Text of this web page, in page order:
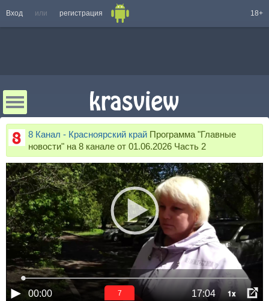
Вход или регистрация 18+
8 Канал - Красноярский край Программа "Главные
новости" на 8 канале от 01.06.2026 Часть 2
00:00 17:04 1x
6